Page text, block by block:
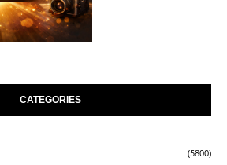
CATEGORIES
(5800)